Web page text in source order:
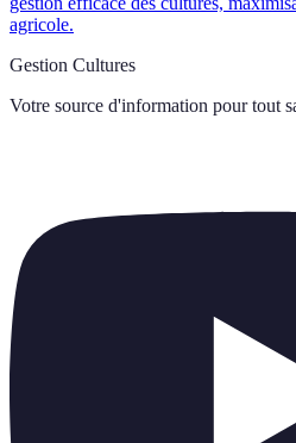
agricole.
Gestion Cultures
Votre source d'information pour tout